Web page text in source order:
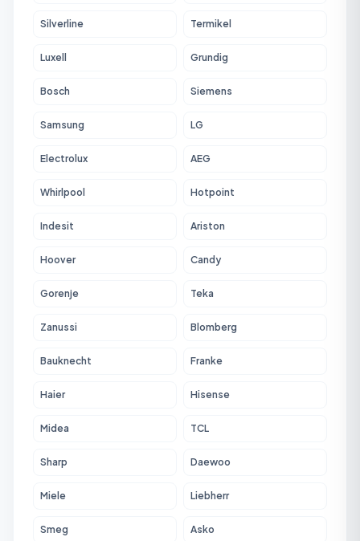
Silverline Termikel
Luxell Grundig
Bosch Siemens
Samsung LG
Electrolux AEG
Whirlpool Hotpoint
Indesit Ariston
Hoover Candy
Gorenje Teka
Zanussi Blomberg
Bauknecht Franke
Haier Hisense
Midea TCL
Sharp Daewoo
Miele Liebherr
Smeg Asko